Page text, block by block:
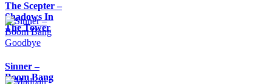
The Scepter –
Shadows In
The Tower
Sinner –
Boom Bang